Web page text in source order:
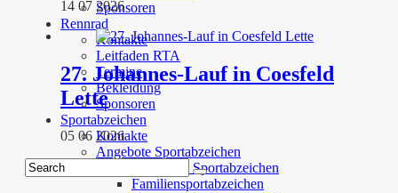
Sponsoren
Rennrad
Kontakte
Leitfaden RTA
Termine
Bekleidung
Sponsoren
Sportabzeichen
Kontakte
Angebote Sportabzeichen
Deutsches Sportabzeichen
Familiensportabzeichen
14 07 2026
27. Johannes-Lauf in Coesfeld
Lette
05 06 2026